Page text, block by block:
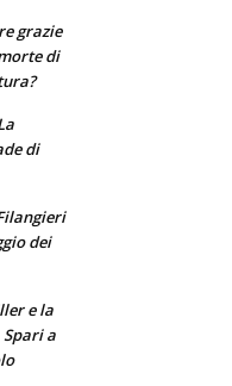
grazie
di
di
dei
e la
Spari a